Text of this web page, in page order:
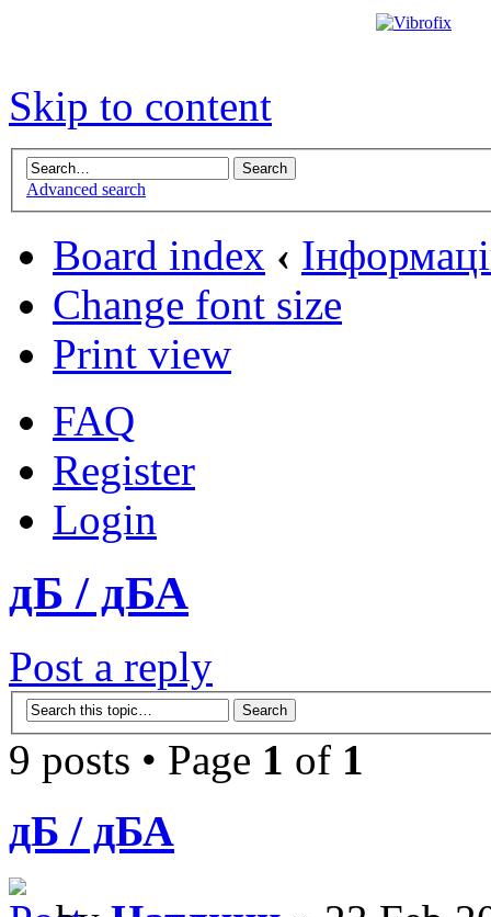
Skip to content
Advanced search
Board index ‹
Change font size
Print view
FAQ
Register
Login
дБ / дБА
Post a reply
9 posts • Page 1 of 1
дБ / дБА